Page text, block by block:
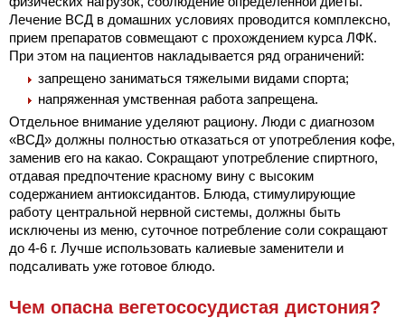
Лечение ВСД в домашних условиях проводится комплексно,
прием препаратов совмещают с прохождением курса ЛФК.
При этом на пациентов накладывается ряд ограничений:
запрещено заниматься тяжелыми видами спорта;
напряженная умственная работа запрещена.
Отдельное внимание уделяют рациону. Люди с диагнозом
«ВСД» должны полностью отказаться от употребления кофе,
заменив его на какао. Сокращают употребление спиртного,
отдавая предпочтение красному вину с высоким
содержанием антиоксидантов. Блюда, стимулирующие
работу центральной нервной системы, должны быть
исключены из меню, суточное потребление соли сокращают
до 4-6 г. Лучше использовать калиевые заменители и
подсаливать уже готовое блюдо.
Чем опасна вегетососудистая дистония?